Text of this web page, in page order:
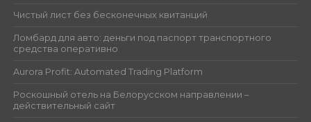
Чистый лист без бесконечных квитанций
Ломбард для авто: деньги под паспорт транспортного
средства оперативно
Aurora Profit: Automated Trading Platform
Роскошный отель на Белорусском направлении –
действительный сайт